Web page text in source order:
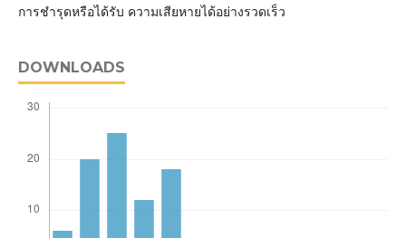
การชำรุดหรือได้รับ ความเสียหายได้อย่างรวดเร็ว
DOWNLOADS